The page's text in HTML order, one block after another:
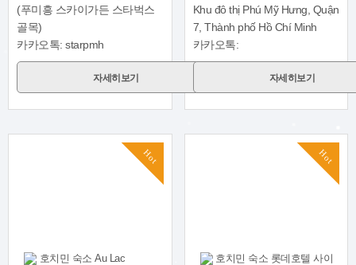
(푸미흥 스카이가든 스타벅스
골목)
카카오톡: starpmh
자세히보기
Khu đô thị Phú Mỹ Hưng, Quận
7, Thành phố Hồ Chí Minh
카카오톡:
자세히보기
Hot
호치민 숙소 Au Lac
Hot
호치민 숙소 롯데호텔 사이